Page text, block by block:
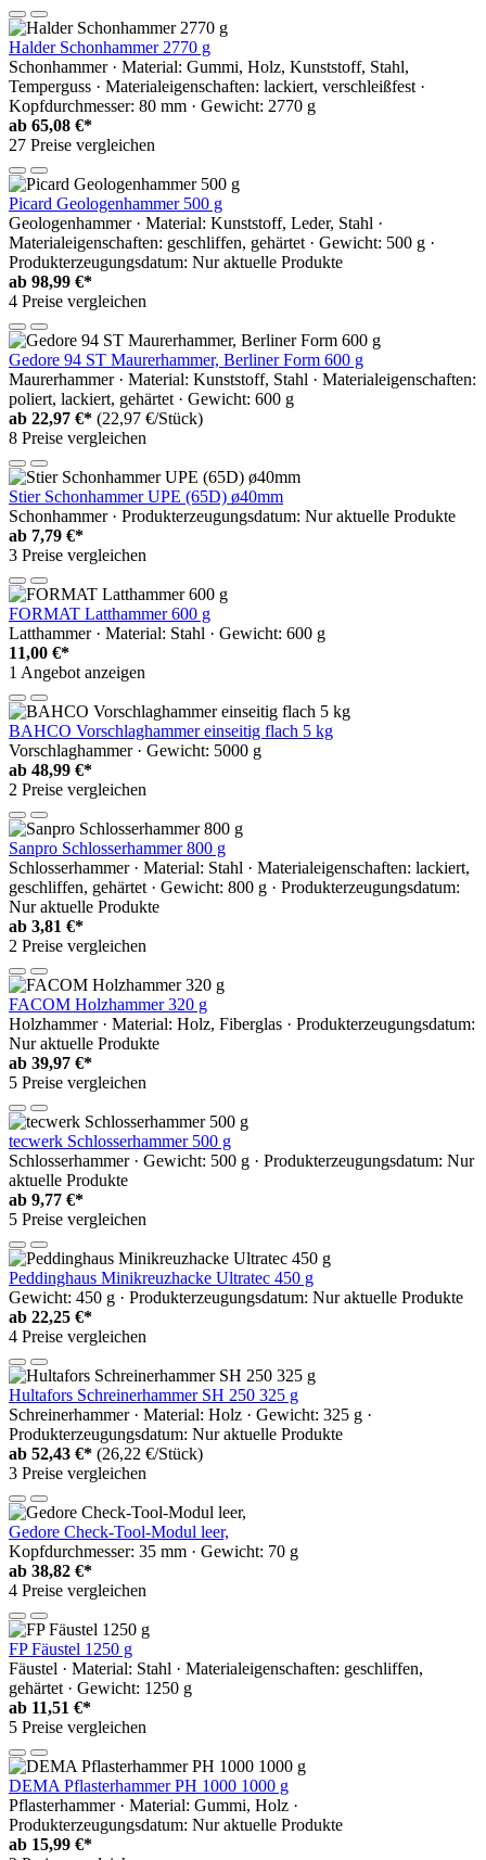
Halder Schonhammer 2770 g
Schonhammer · Material: Gummi, Holz, Kunststoff, Stahl,
Temperguss · Materialeigenschaften: lackiert, verschleißfest ·
Kopfdurchmesser: 80 mm · Gewicht: 2770 g
ab 65,08 €*
27 Preise vergleichen
Picard Geologenhammer 500 g
Geologenhammer · Material: Kunststoff, Leder, Stahl ·
Materialeigenschaften: geschliffen, gehärtet · Gewicht: 500 g ·
Produkterzeugungsdatum: Nur aktuelle Produkte
ab 98,99 €*
4 Preise vergleichen
Gedore 94 ST Maurerhammer, Berliner Form 600 g
Maurerhammer · Material: Kunststoff, Stahl · Materialeigenschaften:
poliert, lackiert, gehärtet · Gewicht: 600 g
ab 22,97 €* (22,97 €/Stück)
8 Preise vergleichen
Stier Schonhammer UPE (65D) ø40mm
Schonhammer · Produkterzeugungsdatum: Nur aktuelle Produkte
ab 7,79 €*
3 Preise vergleichen
FORMAT Latthammer 600 g
Latthammer · Material: Stahl · Gewicht: 600 g
11,00 €*
1 Angebot anzeigen
BAHCO Vorschlaghammer einseitig flach 5 kg
Vorschlaghammer · Gewicht: 5000 g
ab 48,99 €*
2 Preise vergleichen
Sanpro Schlosserhammer 800 g
Schlosserhammer · Material: Stahl · Materialeigenschaften: lackiert,
geschliffen, gehärtet · Gewicht: 800 g · Produkterzeugungsdatum:
Nur aktuelle Produkte
ab 3,81 €*
2 Preise vergleichen
FACOM Holzhammer 320 g
Holzhammer · Material: Holz, Fiberglas · Produkterzeugungsdatum:
Nur aktuelle Produkte
ab 39,97 €*
5 Preise vergleichen
tecwerk Schlosserhammer 500 g
Schlosserhammer · Gewicht: 500 g · Produkterzeugungsdatum: Nur
aktuelle Produkte
ab 9,77 €*
5 Preise vergleichen
Peddinghaus Minikreuzhacke Ultratec 450 g
Gewicht: 450 g · Produkterzeugungsdatum: Nur aktuelle Produkte
ab 22,25 €*
4 Preise vergleichen
Hultafors Schreinerhammer SH 250 325 g
Schreinerhammer · Material: Holz · Gewicht: 325 g ·
Produkterzeugungsdatum: Nur aktuelle Produkte
ab 52,43 €* (26,22 €/Stück)
3 Preise vergleichen
Gedore Check-Tool-Modul leer,
Kopfdurchmesser: 35 mm · Gewicht: 70 g
ab 38,82 €*
4 Preise vergleichen
FP Fäustel 1250 g
Fäustel · Material: Stahl · Materialeigenschaften: geschliffen,
gehärtet · Gewicht: 1250 g
ab 11,51 €*
5 Preise vergleichen
DEMA Pflasterhammer PH 1000 1000 g
Pflasterhammer · Material: Gummi, Holz ·
Produkterzeugungsdatum: Nur aktuelle Produkte
ab 15,99 €*